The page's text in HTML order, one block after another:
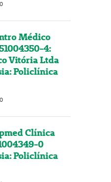
Médico
4:
Vitória Ltda
Policlínica
Clínica
0
Policlínica